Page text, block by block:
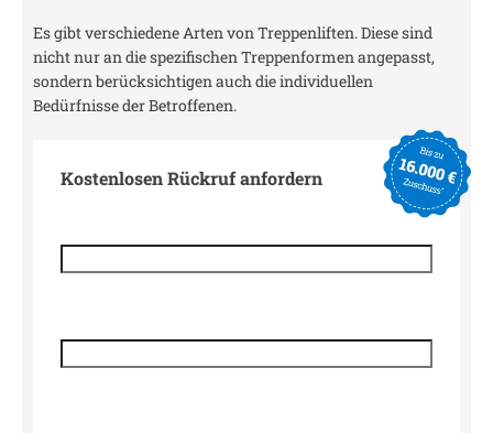
Es gibt verschiedene Arten von Treppenliften. Diese sind
nicht nur an die spezifischen Treppenformen angepasst,
sondern berücksichtigen auch die individuellen
Bedürfnisse der Betroffenen.
Kostenlosen Rückruf anfordern